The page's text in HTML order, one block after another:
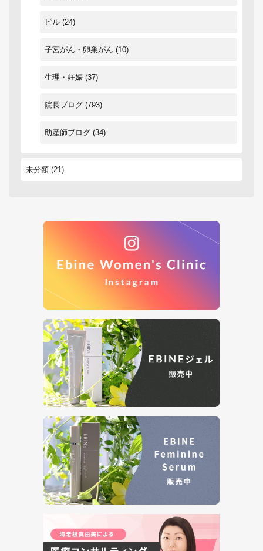
ピル (24)
子宮がん・卵巣がん (10)
生理・妊娠 (37)
院長ブログ (793)
助産師ブログ (34)
未分類 (21)